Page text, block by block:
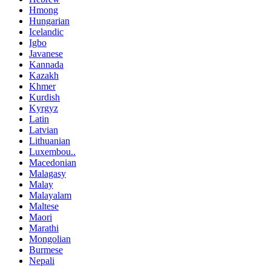
Hmong
Hungarian
Icelandic
Igbo
Javanese
Kannada
Kazakh
Khmer
Kurdish
Kyrgyz
Latin
Latvian
Lithuanian
Luxembou..
Macedonian
Malagasy
Malay
Malayalam
Maltese
Maori
Marathi
Mongolian
Burmese
Nepali